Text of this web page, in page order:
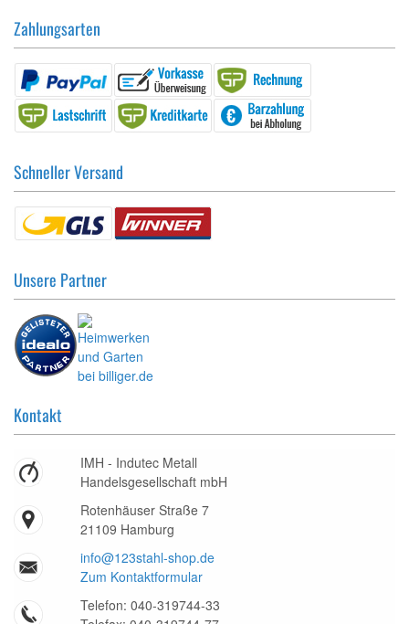
Zahlungsarten
Schneller Versand
Unsere Partner
Kontakt
IMH - Indutec Metall
Handelsgesellschaft mbH
Rotenhäuser Straße 7
21109 Hamburg
info@123stahl-shop.de
Zum Kontaktformular
Telefon: 040-319744-33